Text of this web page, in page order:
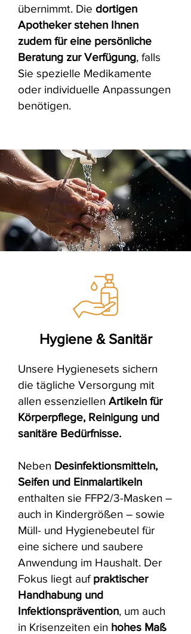
übernimmt. Die dortigen
Apotheker stehen Ihnen
zudem für eine persönliche
Beratung zur Verfügung, falls
Sie spezielle Medikamente
oder individuelle Anpassungen
benötigen.
Hygiene & Sanitär
Unsere Hygienesets sichern
die tägliche Versorgung mit
allen essenziellen Artikeln für
Körperpflege, Reinigung und
sanitäre Bedürfnisse.
Neben Desinfektionsmitteln,
Seifen und Einmalartikeln
enthalten sie FFP2/3-Masken –
auch in Kindergrößen – sowie
Müll- und Hygienebeutel für
eine sichere und saubere
Anwendung im Haushalt. Der
Fokus liegt aufpraktischer
Handhabung und
Infektionsprävention, um auch
in Krisenzeiten ein hohes Maß